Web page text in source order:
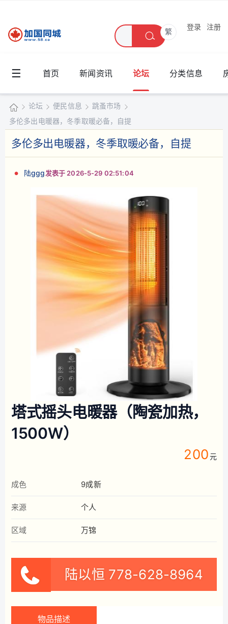
繁
登录 注册
☰ 首页 新闻资讯 论坛 分类信息
加
国
同
城
»
论坛
›
便民信息
›
跳蚤市场
›
多伦多出电暖器，冬季取暖必备，自提
多伦多出电暖器，冬季取暖必备，自提
陆ggg发表于 2026-5-29 02:51:04
塔式摇头电暖器（陶瓷加热，
1500W）
200元
成色 9成新
来源 个人
区域 万锦
陆以恒 778-628-8964
物品描述